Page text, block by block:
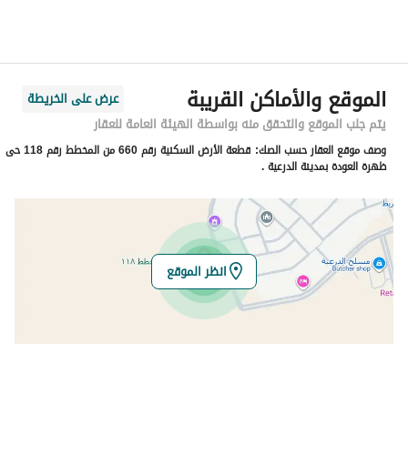
رقم المبنى
3051
الرقم الاضافي
6417
خط العرض
24.740972379281263
خط الطول
46.49921333741671
تفاصيل العقار
نوع الإعلان
للبيع
الموقع والأماكن القريبة
عرض على الخريطة
يتم جلب الموقع والتحقق منه بواسطة الهيئة العامة للعقار
وصف موقع العقار حسب الصك:
قطعة الأرض السكنية رقم 660 من المخطط رقم 118 حى
ظهرة العودة بمدينة الدرعية .
انظر الموقع